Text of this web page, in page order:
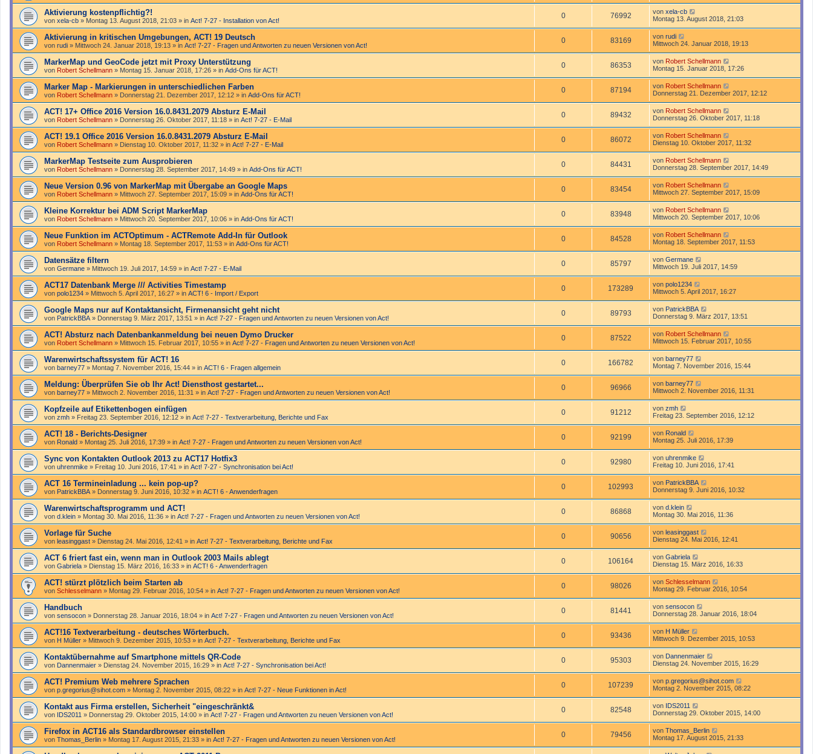
Aktivierung kostenpflichtig?!
von xela-cb » Montag 13. August 2018, 21:03 » in Act! 7-27 - Installation von Act!
0 76992 von xela-cb
Montag 13. August 2018, 21:03
Aktivierung in kritischen Umgebungen, ACT! 19 Deutsch
von rudi » Mittwoch 24. Januar 2018, 19:13 » in Act! 7-27 - Fragen und Antworten zu neuen Versionen von Act!
0 83169 von rudi
Mittwoch 24. Januar 2018, 19:13
MarkerMap und GeoCode jetzt mit Proxy Unterstützung
von Robert Schellmann » Montag 15. Januar 2018, 17:26 » in Add-Ons für ACT!
0 86353 von Robert Schellmann
Montag 15. Januar 2018, 17:26
Marker Map - Markierungen in unterschiedlichen Farben
von Robert Schellmann » Donnerstag 21. Dezember 2017, 12:12 » in Add-Ons für ACT!
0 87194 von Robert Schellmann
Donnerstag 21. Dezember 2017, 12:12
ACT! 17+ Office 2016 Version 16.0.8431.2079 Absturz E-Mail
von Robert Schellmann » Donnerstag 26. Oktober 2017, 11:18 » in Act! 7-27 - E-Mail
0 89432 von Robert Schellmann
Donnerstag 26. Oktober 2017, 11:18
ACT! 19.1 Office 2016 Version 16.0.8431.2079 Absturz E-Mail
von Robert Schellmann » Dienstag 10. Oktober 2017, 11:32 » in Act! 7-27 - E-Mail
0 86072 von Robert Schellmann
Dienstag 10. Oktober 2017, 11:32
MarkerMap Testseite zum Ausprobieren
von Robert Schellmann » Donnerstag 28. September 2017, 14:49 » in Add-Ons für ACT!
0 84431 von Robert Schellmann
Donnerstag 28. September 2017, 14:49
Neue Version 0.96 von MarkerMap mit Übergabe an Google Maps
von Robert Schellmann » Mittwoch 27. September 2017, 15:09 » in Add-Ons für ACT!
0 83454 von Robert Schellmann
Mittwoch 27. September 2017, 15:09
Kleine Korrektur bei ADM Script MarkerMap
von Robert Schellmann » Mittwoch 20. September 2017, 10:06 » in Add-Ons für ACT!
0 83948 von Robert Schellmann
Mittwoch 20. September 2017, 10:06
Neue Funktion im ACTOptimum - ACTRemote Add-In für Outlook
von Robert Schellmann » Montag 18. September 2017, 11:53 » in Add-Ons für ACT!
0 84528 von Robert Schellmann
Montag 18. September 2017, 11:53
Datensätze filtern
von Germane » Mittwoch 19. Juli 2017, 14:59 » in Act! 7-27 - E-Mail
0 85797 von Germane
Mittwoch 19. Juli 2017, 14:59
ACT17 Datenbank Merge /// Activities Timestamp
von polo1234 » Mittwoch 5. April 2017, 16:27 » in ACT! 6 - Import / Export
0 173289 von polo1234
Mittwoch 5. April 2017, 16:27
Google Maps nur auf Kontaktansicht, Firmenansicht geht nicht
von PatrickBBA » Donnerstag 9. März 2017, 13:51 » in Act! 7-27 - Fragen und Antworten zu neuen Versionen von Act!
0 89793 von PatrickBBA
Donnerstag 9. März 2017, 13:51
ACT! Absturz nach Datenbankanmeldung bei neuen Dymo Drucker
von Robert Schellmann » Mittwoch 15. Februar 2017, 10:55 » in Act! 7-27 - Fragen und Antworten zu neuen Versionen von Act!
0 87522 von Robert Schellmann
Mittwoch 15. Februar 2017, 10:55
Warenwirtschaftssystem für ACT! 16
von barney77 » Montag 7. November 2016, 15:44 » in ACT! 6 - Fragen allgemein
0 166782 von barney77
Montag 7. November 2016, 15:44
Meldung: Überprüfen Sie ob Ihr Act! Diensthost gestartet...
von barney77 » Mittwoch 2. November 2016, 11:31 » in Act! 7-27 - Fragen und Antworten zu neuen Versionen von Act!
0 96966 von barney77
Mittwoch 2. November 2016, 11:31
Kopfzeile auf Etikettenbogen einfügen
von zmh » Freitag 23. September 2016, 12:12 » in Act! 7-27 - Text­­ver­arbei­tung, Berichte und Fax
0 91212 von zmh
Freitag 23. September 2016, 12:12
ACT! 18 - Berichts-Designer
von Ronald » Montag 25. Juli 2016, 17:39 » in Act! 7-27 - Fragen und Antworten zu neuen Versionen von Act!
0 92199 von Ronald
Montag 25. Juli 2016, 17:39
Sync von Kontakten Outlook 2013 zu ACT17 Hotfix3
von uhrenmike » Freitag 10. Juni 2016, 17:41 » in Act! 7-27 - Synchronisation bei Act!
0 92980 von uhrenmike
Freitag 10. Juni 2016, 17:41
ACT 16 Termineinladung ... kein pop-up?
von PatrickBBA » Donnerstag 9. Juni 2016, 10:32 » in ACT! 6 - Anwender­fragen
0 102993 von PatrickBBA
Donnerstag 9. Juni 2016, 10:32
Warenwirtschaftsprogramm und ACT!
von d.klein » Montag 30. Mai 2016, 11:36 » in Act! 7-27 - Fragen und Antworten zu neuen Versionen von Act!
0 86868 von d.klein
Montag 30. Mai 2016, 11:36
Vorlage für Suche
von leasinggast » Dienstag 24. Mai 2016, 12:41 » in Act! 7-27 - Text­­ver­arbei­tung, Berichte und Fax
0 90656 von leasinggast
Dienstag 24. Mai 2016, 12:41
ACT 6 friert fast ein, wenn man in Outlook 2003 Mails ablegt
von Gabriela » Dienstag 15. März 2016, 16:33 » in ACT! 6 - Anwender­fragen
0 106164 von Gabriela
Dienstag 15. März 2016, 16:33
ACT! stürzt plötzlich beim Starten ab
von Schlesselmann » Montag 29. Februar 2016, 10:54 » in Act! 7-27 - Fragen und Antworten zu neuen Versionen von Act!
0 98026 von Schlesselmann
Montag 29. Februar 2016, 10:54
Handbuch
von sensocon » Donnerstag 28. Januar 2016, 18:04 » in Act! 7-27 - Fragen und Antworten zu neuen Versionen von Act!
0 81441 von sensocon
Donnerstag 28. Januar 2016, 18:04
ACT!16 Textverarbeitung - deutsches Wörterbuch.
von H Müller » Mittwoch 9. Dezember 2015, 10:53 » in Act! 7-27 - Text­­ver­arbei­tung, Berichte und Fax
0 93436 von H Müller
Mittwoch 9. Dezember 2015, 10:53
Kontaktübernahme auf Smartphone mittels QR-Code
von Dannenmaier » Dienstag 24. November 2015, 16:29 » in Act! 7-27 - Synchronisation bei Act!
0 95303 von Dannenmaier
Dienstag 24. November 2015, 16:29
ACT! Premium Web mehrere Sprachen
von p.gregorius@sihot.com » Montag 2. November 2015, 08:22 » in Act! 7-27 - Neue Funktionen in Act!
0 107239 von p.gregorius@sihot.com
Montag 2. November 2015, 08:22
Kontakt aus Firma erstellen, Sicherheit "eingeschränkt&
von IDS2011 » Donnerstag 29. Oktober 2015, 14:00 » in Act! 7-27 - Fragen und Antworten zu neuen Versionen von Act!
0 82548 von IDS2011
Donnerstag 29. Oktober 2015, 14:00
Firefox in ACT16 als Standardbrowser einstellen
von Thomas_Berlin » Montag 17. August 2015, 21:33 » in Act! 7-27 - Fragen und Antworten zu neuen Versionen von Act!
0 79456 von Thomas_Berlin
Montag 17. August 2015, 21:33